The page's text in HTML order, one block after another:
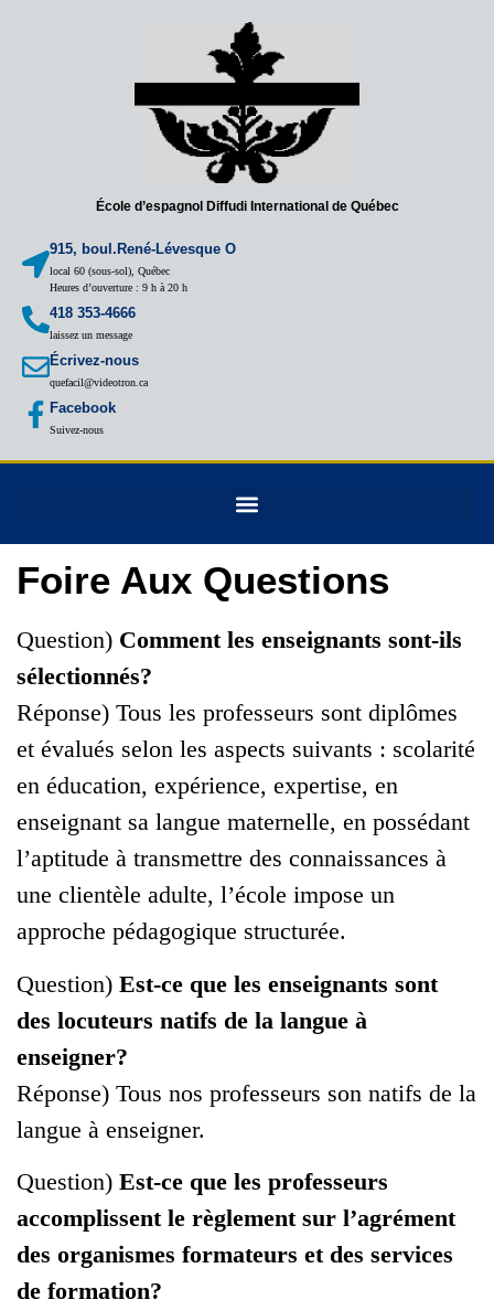
École d’espagnol Diffudi International de Québec
915, boul.René-Lévesque O
local 60 (sous-sol), Québec
Heures d’ouverture : 9 h à 20 h
418 353-4666
laissez un message
Écrivez-nous
quefacil@videotron.ca
Facebook
Suivez-nous
Foire Aux Questions
Question) Comment les enseignants sont-ils
sélectionnés?
Réponse) Tous les professeurs sont diplômes
et évalués selon les aspects suivants : scolarité
en éducation, expérience, expertise, en
enseignant sa langue maternelle, en possédant
l’aptitude à transmettre des connaissances à
une clientèle adulte, l’école impose un
approche pédagogique structurée.
Question) Est-ce que les enseignants sont
des locuteurs natifs de la langue à
enseigner?
Réponse) Tous nos professeurs son natifs de la
langue à enseigner.
Question) Est-ce que les professeurs
accomplissent le règlement sur l’agrément
des organismes formateurs et des services
de formation?